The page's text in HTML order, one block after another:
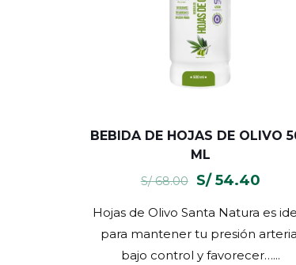
BEBIDA DE HOJAS DE OLIVO
ML
S/68.00
El
original
era:
S/54.40El
es:
Hojas de Olivo Santa Natura es
para mantener tu presión
bajo control y favorecer…...